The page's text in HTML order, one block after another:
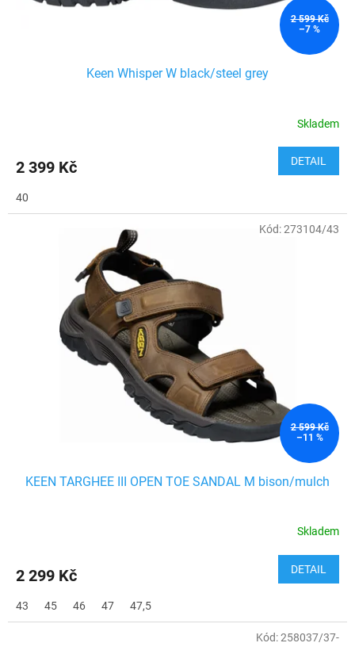
2 599 Kč
–7 %
Keen Whisper W black/steel grey
Skladem
2 399 Kč DETAIL
40
2 599 Kč
–11 %
KEEN TARGHEE III OPEN TOE SANDAL M bison/mulch
Skladem
2 299 Kč DETAIL
43 45 46 47 47,5
Kód:273104/43
Kód:258037/37-